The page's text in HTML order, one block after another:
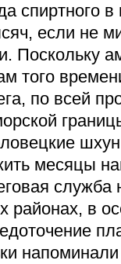
спиртного
если не
Поскольку
того
по всей
месяцы
служба
районах, в